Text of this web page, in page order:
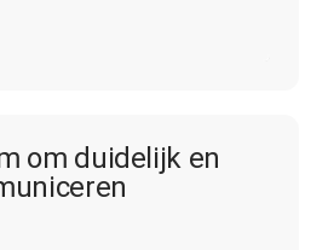
om duidelijk en